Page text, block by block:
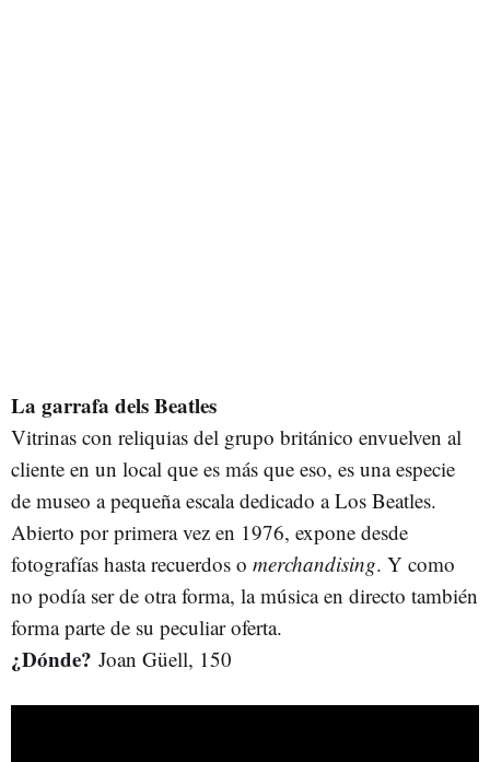
La garrafa dels Beatles
Vitrinas con reliquias del grupo británico envuelven al
cliente en un local que es más que eso, es una especie
de museo a pequeña escala dedicado a Los Beatles.
Abierto por primera vez en 1976, expone desde
fotografías hasta recuerdos o merchandising. Y como
no podía ser de otra forma, la música en directo también
forma parte de su peculiar oferta.
¿Dónde? Joan Güell, 150